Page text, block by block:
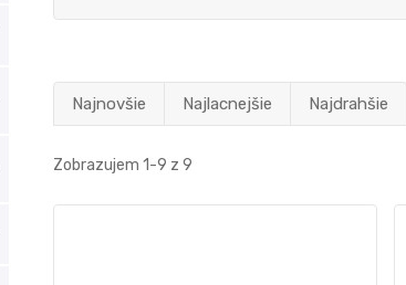
Najnovšie Najlacnejšie Najdrahšie
Zobrazujem 1-9 z 9